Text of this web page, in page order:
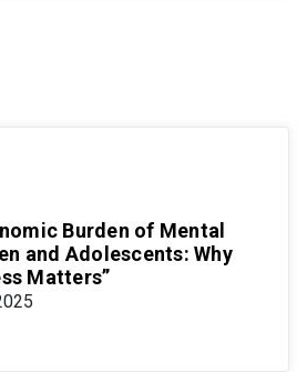
Burden of Mental
and Adolescents: Why
Matters”